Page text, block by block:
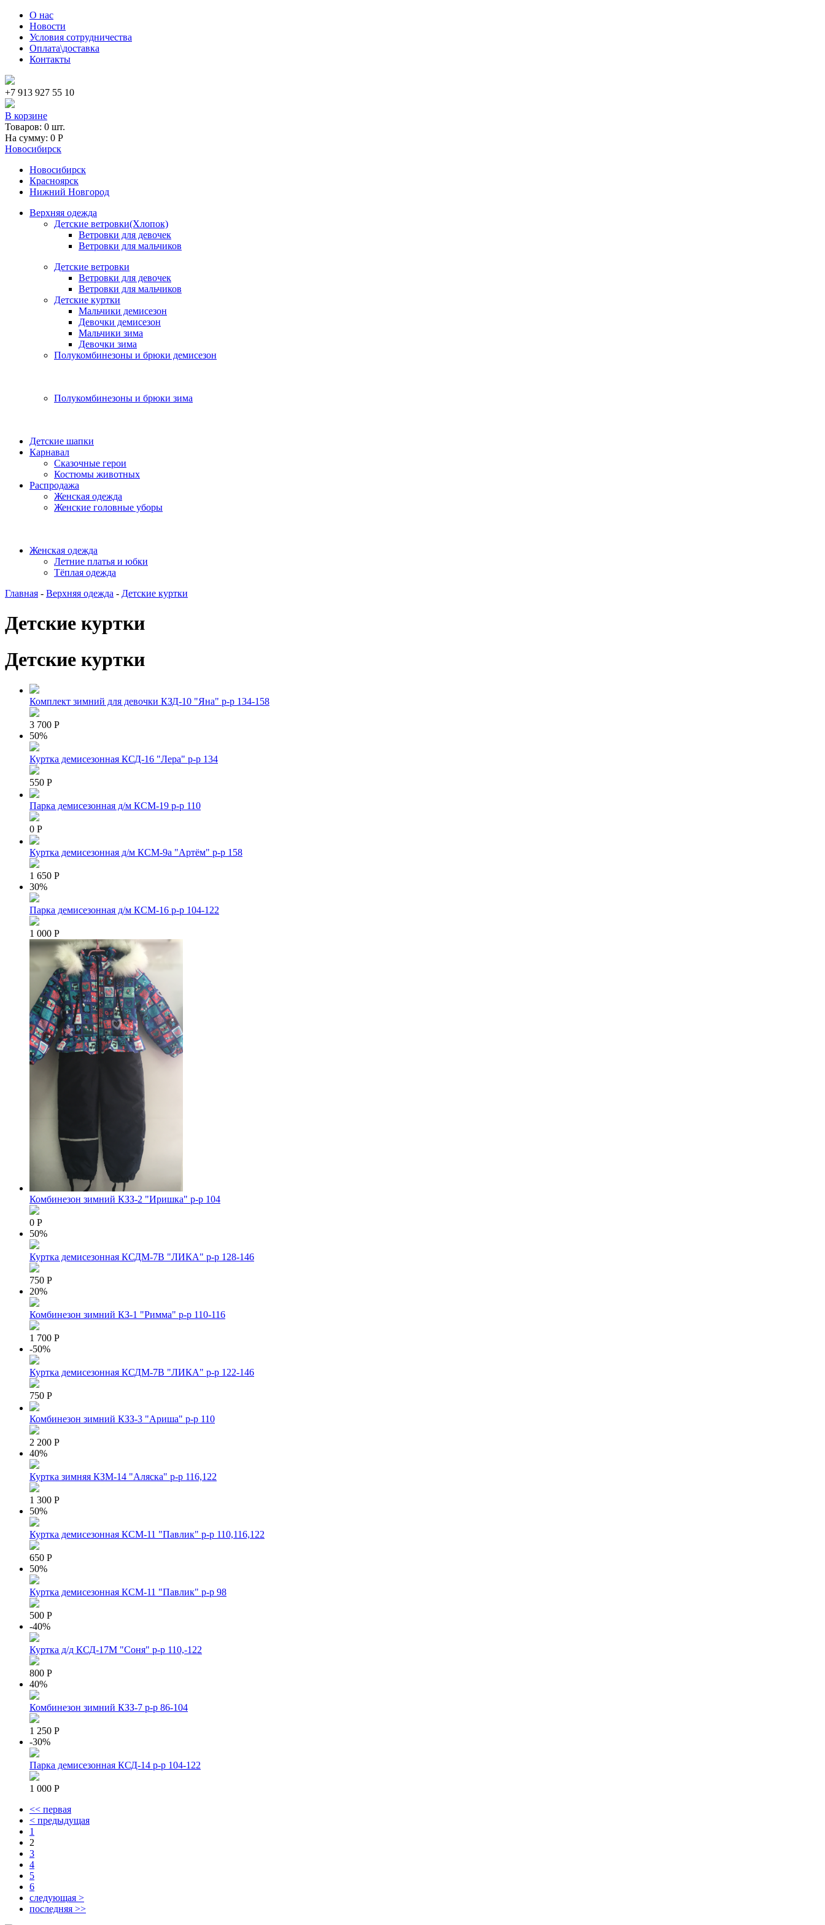
Skip to main content
О нас
Новости
Условия сотрудничества
Оплата\доставка
Контакты
+7 913 927 55 10
В корзине
Товаров: 0 шт.
На сумму: 0 Р
Новосибирск
Новосибирск
Красноярск
Нижний Новгород
Верхняя одежда
Детские ветровки(Хлопок)
Ветровки для девочек
Ветровки для мальчиков
Детские ветровки
Ветровки для девочек
Ветровки для мальчиков
Детские куртки
Мальчики демисезон
Девочки демисезон
Мальчики зима
Девочки зима
Полукомбинезоны и брюки демисезон
Полукомбинезоны и брюки зима
Детские шапки
Карнавал
Сказочные герои
Костюмы животных
Распродажа
Женская одежда
Женские головные уборы
Женская одежда
Летние платья и юбки
Тёплая одежда
Главная - Верхняя одежда - Детские куртки
Детские куртки
Детские куртки
Комплект зимний для девочки КЗД-10 "Яна" р-р 134-158
3 700 Р
50%
Куртка демисезонная КСД-16 "Лера" р-р 134
550 Р
Парка демисезонная д/м КСМ-19 р-р 110
0 Р
Куртка демисезонная д/м КСМ-9а "Артём" р-р 158
1 650 Р
30%
Парка демисезонная д/м КСМ-16 р-р 104-122
1 000 Р
Комбинезон зимний КЗЗ-2 "Иришка" р-р 104
0 Р
50%
Куртка демисезонная КСДМ-7В "ЛИКА" р-р 128-146
750 Р
20%
Комбинезон зимний КЗ-1 "Римма" р-р 110-116
1 700 Р
-50%
Куртка демисезонная КСДМ-7В "ЛИКА" р-р 122-146
750 Р
Комбинезон зимний КЗЗ-3 "Ариша" р-р 110
2 200 Р
40%
Куртка зимняя КЗМ-14 "Аляска" р-р 116,122
1 300 Р
50%
Куртка демисезонная КСМ-11 "Павлик" р-р 110,116,122
650 Р
50%
Куртка демисезонная КСМ-11 "Павлик" р-р 98
500 Р
-40%
Куртка д/д КСД-17М "Соня" р-р 110,-122
800 Р
40%
Комбинезон зимний КЗЗ-7 р-р 86-104
1 250 Р
-30%
Парка демисезонная КСД-14 р-р 104-122
1 000 Р
Pages
<< первая
< предыдущая
1
2
3
4
5
6
следующая >
последняя >>